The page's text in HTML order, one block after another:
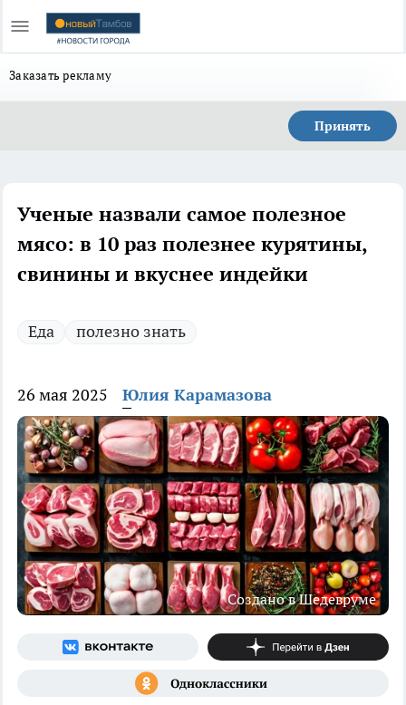
Заказать рекламу
Принять
Ученые назвали самое полезное
мясо: в 10 раз полезнее курятины,
свинины и вкуснее индейки
Еда полезно знать
26 мая 2025 Юлия Карамазова
Создано в Шедевруме